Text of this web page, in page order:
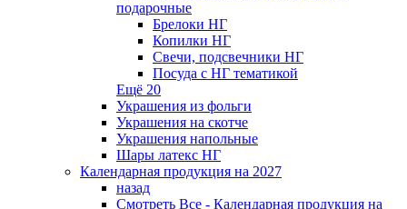
подарочные
Брелоки НГ
Копилки НГ
Свечи, подсвечники НГ
Посуда с НГ тематикой
Ещё 20
Украшения из фольги
Украшения на скотче
Украшения напольные
Шары латекс НГ
Календарная продукция на 2027
назад
Смотреть Все - Календарная продукция на